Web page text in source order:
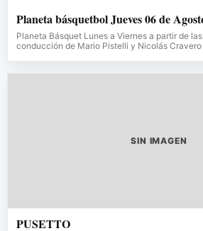
Planeta básquetbol Jueves 06 de
Planeta Básquet Lunes a Viernes a partir de
conducción de Mario Pistelli y Nicolás Cravero
SIN IMAGEN
PUSETTO